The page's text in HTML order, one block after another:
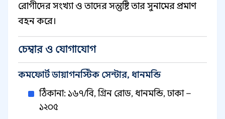
রোগীদের সংখ্যা ও তাদের সন্তুষ্টি তার সুনামের প্রমাণ
বহন করে।
চেম্বার ও যোগাযোগ
কমফোর্ট ডায়াগনস্টিক সেন্টার, ধানমন্ডি
ঠিকানা: ১৬৭/বি, গ্রিন রোড, ধানমন্ডি, ঢাকা –
১২০৫